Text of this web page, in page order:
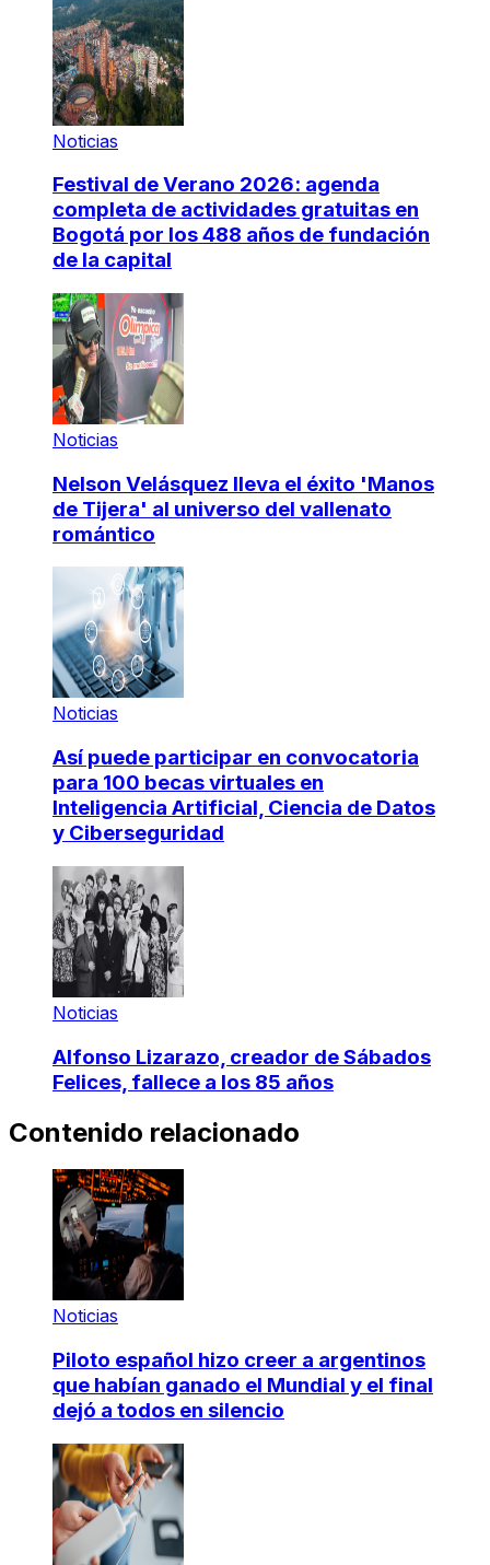
Noticias
Festival de Verano 2026: agenda
completa de actividades gratuitas en
Bogotá por los 488 años de fundación
de la capital
Noticias
Nelson Velásquez lleva el éxito 'Manos
de Tijera' al universo del vallenato
romántico
Noticias
Así puede participar en convocatoria
para 100 becas virtuales en
Inteligencia Artificial, Ciencia de Datos
y Ciberseguridad
Noticias
Alfonso Lizarazo, creador de Sábados
Felices, fallece a los 85 años
Contenido relacionado
Noticias
Piloto español hizo creer a argentinos
que habían ganado el Mundial y el final
dejó a todos en silencio